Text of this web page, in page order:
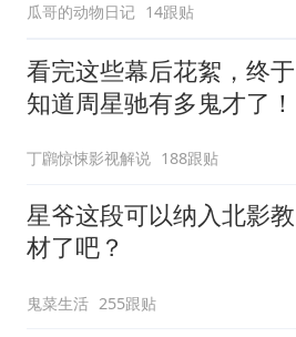
瓜哥的动物日记 14跟贴
看完这些幕后花絮，终于
知道周星驰有多鬼才了！
丁鸊惊悚影视解说 188跟贴
星爷这段可以纳入北影教
材了吧？
鬼菜生活 255跟贴